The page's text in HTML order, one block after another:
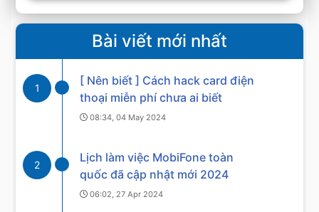
Bài viết mới nhất
1
[ Nên biết ] Cách hack card điện
thoại miễn phí chưa ai biết
08:34, 04 May 2024
2
Lịch làm việc MobiFone toàn
quốc đã cập nhật mới 2024
06:02, 27 Apr 2024